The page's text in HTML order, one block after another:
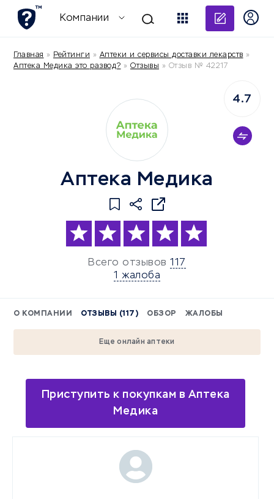
Компании
Главная » Рейтинги » Аптеки и сервисы доставки лекарств »
Аптека Медика это развод? » Отзывы » Отзыв № 42217
Аптека Медика
Всего отзывов 117
1 жалоба
4.7
О КОМПАНИИ ОТЗЫВЫ (117) ОБЗОР ЖАЛОБЫ
Еще онлайн аптеки
Приступить к покупкам в Аптека
Медика